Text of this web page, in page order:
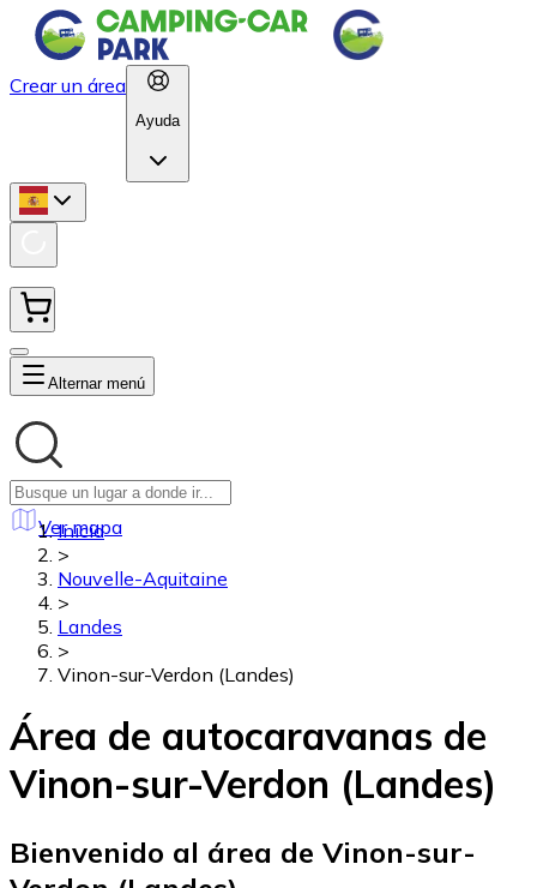
Crear un área
Ayuda
Alternar menú
Ver mapa
Inicio
>
Nouvelle-Aquitaine
>
Landes
>
Vinon-sur-Verdon (Landes)
Área de autocaravanas de
Vinon-sur-Verdon (Landes)
Bienvenido al área de Vinon-sur-